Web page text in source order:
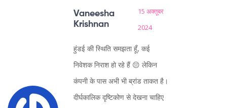
Vaneesha
Krishnan
15 अक्तूबर
2024
हुंडई की स्थिति समझता हूँ, कई
निवेशक निराश हो रहे हैं 😔 लेकिन
कंपनी के पास अभी भी ब्रांड ताकत है।
दीर्घकालिक दृष्टिकोण से देखना चाहिए